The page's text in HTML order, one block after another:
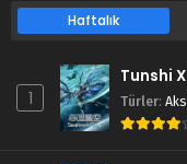
Haftalık
1
Tunshi
Türler: